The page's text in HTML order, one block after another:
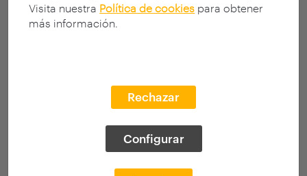
Visita nuestra Política de cookies para obtener
más información.
Rechazar
Configurar
Próximos eventos